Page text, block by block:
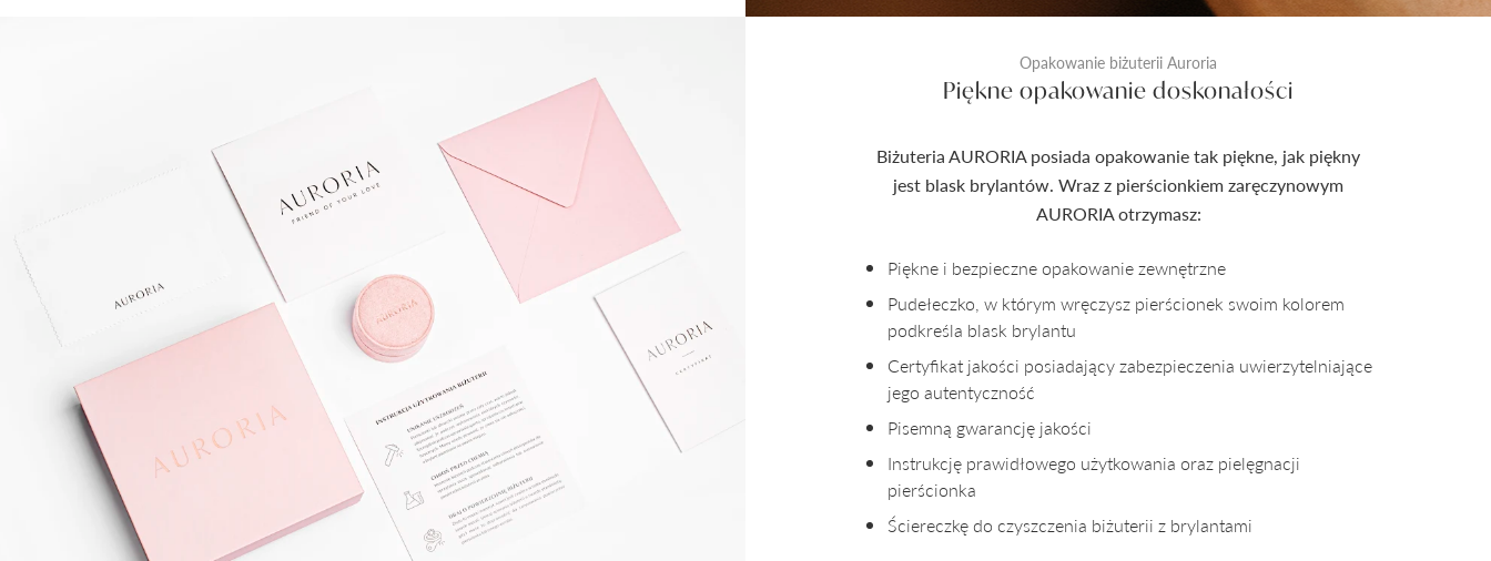
Opakowanie biżuterii Auroria
Piękne opakowanie doskonałości
Biżuteria AURORIA posiada opakowanie tak piękne, jak piękny
jest blask brylantów. Wraz z pierścionkiem zaręczynowym
AURORIA otrzymasz:
Piękne i bezpieczne opakowanie zewnętrzne
Pudełeczko, w którym wręczysz pierścionek swoim kolorem
podkreśla blask brylantu
Certyfikat jakości posiadający zabezpieczenia uwierzytelniające
jego autentyczność
Pisemną gwarancję jakości
Instrukcję prawidłowego użytkowania oraz pielęgnacji
pierścionka
Ściereczkę do czyszczenia biżuterii z brylantami